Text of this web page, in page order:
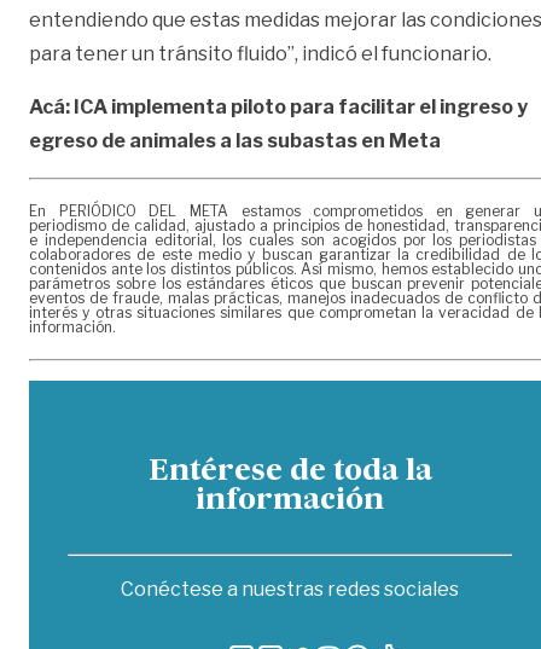
entendiendo que estas medidas mejorar las condiciones
para tener un tránsito fluido”, indicó el funcionario.
Acá: ICA implementa piloto para facilitar el ingreso y
egreso de animales a las subastas en Meta
En PERIÓDICO DEL META estamos comprometidos en generar
periodismo de calidad, ajustado a principios de honestidad,
e independencia editorial, los cuales son acogidos por los periodistas
colaboradores de este medio y buscan garantizar la credibilidad de
contenidos ante los distintos públicos. Así mismo, hemos establecido
parámetros sobre los estándares éticos que buscan prevenir
eventos de fraude, malas prácticas, manejos inadecuados de conflicto
interés y otras situaciones similares que comprometan la veracidad de
información.
Entérese de toda la
información
Conéctese a nuestras redes sociales